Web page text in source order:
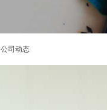
公司动态